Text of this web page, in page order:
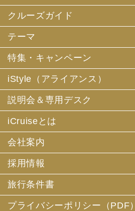
クルーズガイド
テーマ
特集・キャンペーン
iStyle（アライアンス）
説明会＆専用デスク
iCruiseとは
会社案内
採用情報
旅行条件書
プライバシーポリシー（PDF）